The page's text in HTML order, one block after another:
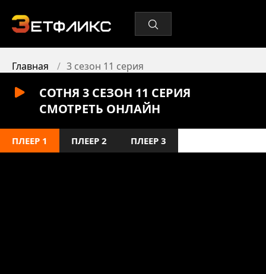
Главная 3 сезон 11 серия
СОТНЯ 3 СЕЗОН 11 СЕРИЯ
СМОТРЕТЬ ОНЛАЙН
ПЛЕЕР 1 ПЛЕЕР 2 ПЛЕЕР 3